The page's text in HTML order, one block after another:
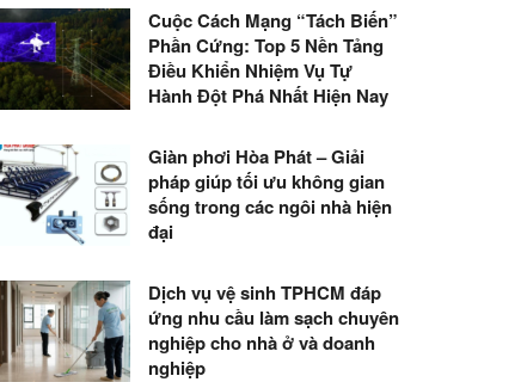
Cuộc Cách Mạng “Tách Biến”
Phần Cứng: Top 5 Nền Tảng
Điều Khiển Nhiệm Vụ Tự
Hành Đột Phá Nhất Hiện Nay
Giàn phơi Hòa Phát – Giải
pháp giúp tối ưu không gian
sống trong các ngôi nhà hiện
đại
Dịch vụ vệ sinh TPHCM đáp
ứng nhu cầu làm sạch chuyên
nghiệp cho nhà ở và doanh
nghiệp